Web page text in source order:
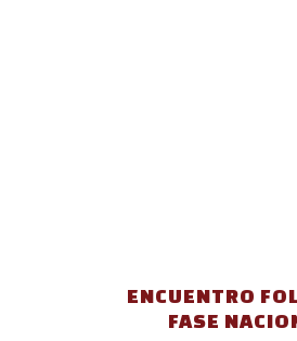
ENCUENTRO
FASE